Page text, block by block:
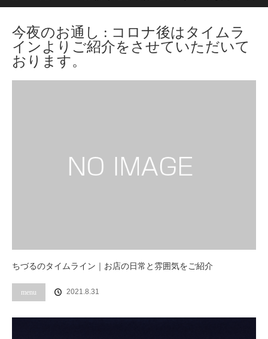
今夜のお通し : コロナ後はタイムラ
インよりご紹介をさせていただいて
おります。
ちづるのタイムライン｜お店の日常と雰囲気をご紹介
menu 2021.8.31